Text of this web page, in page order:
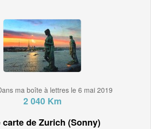
ma boîte à lettres le 6 mai 2019
2 040 Km
carte de Zurich (Sonny)